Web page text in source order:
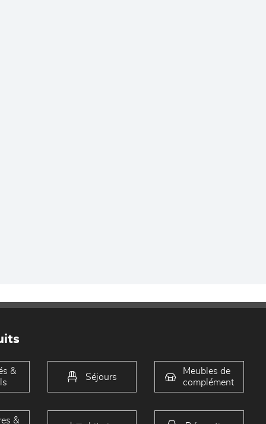
&
Séjours
Meubles de
complément
&